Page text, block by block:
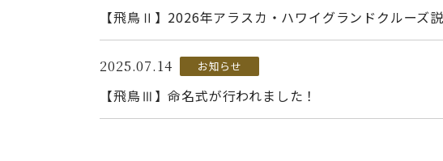
【飛鳥Ⅱ】2026年アラスカ・ハワイグランドクルーズ
2025.07.14 お知らせ
【飛鳥Ⅲ】命名式が行われました！